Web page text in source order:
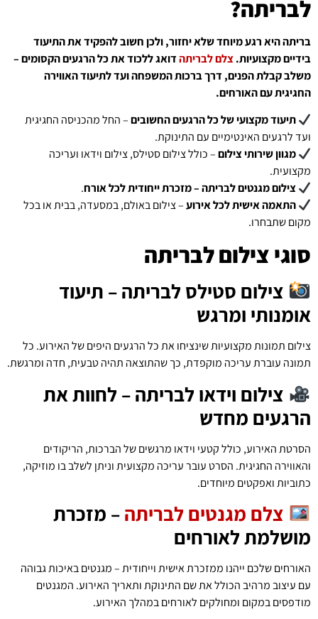
לבריתה?
בריתה היא רגע מיוחד שלא יחזור, ולכן חשוב להפקיד את התיעוד
בידיים מקצועיות.צלם לבריתהדואג ללכוד את כל הרגעים הקסומים –
משלב קבלת הפנים, דרך ברכות המשפחה ועד לתיעוד האווירה
החגיגית עם האורחים.
תיעוד מקצועי של כל הרגעים החשובים– החל מהכניסה החגיגית
ועד לרגעים האינטימיים עם התינוקת.
מגוון שירותי צילום– כולל צילום סטילס, צילום וידאו ועריכה
מקצועית.
צילום מגנטים לבריתה – מזכרת ייחודית לכל אורח.
התאמה אישית לכל אירוע– צילום באולם, במסעדה, בבית או בכל
מקום שתבחרו.
סוגי צילום לבריתה
צילום סטילס לבריתה – תיעוד
אומנותי ומרגש
צילום תמונות מקצועיות שינציחו את כל הרגעים היפים של האירוע. כל
תמונה עוברת עריכה מוקפדת, כך שהתוצאה תהיה טבעית, חדה ומרגשת.
צילום וידאו לבריתה – לחוות את
הרגעים מחדש
הסרטת האירוע, כולל קטעי וידאו מרגשים של הברכות, הריקודים
והאווירה החגיגית. הסרט עובר עריכה מקצועית וניתן לשלב בו מוזיקה,
כתוביות ואפקטים מיוחדים.
צלם מגנטים לבריתה– מזכרת
מושלמת לאורחים
האורחים שלכם ייהנו ממזכרת אישית וייחודית – מגנטים באיכות גבוהה
עם עיצוב מרהיב הכולל את שם התינוקת ותאריך האירוע. המגנטים
מודפסים במקום ומחולקים לאורחים במהלך האירוע.